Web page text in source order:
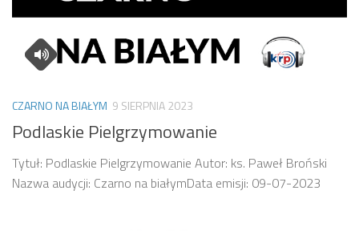
CZARNO NA BIAŁYM 9 SIERPNIA 2023
Podlaskie Pielgrzymowanie
Tytuł: Podlaskie Pielgrzymowanie Autor: ks. Paweł Broński
Nazwa audycji: Czarno na białymData emisji: 09-07-2023